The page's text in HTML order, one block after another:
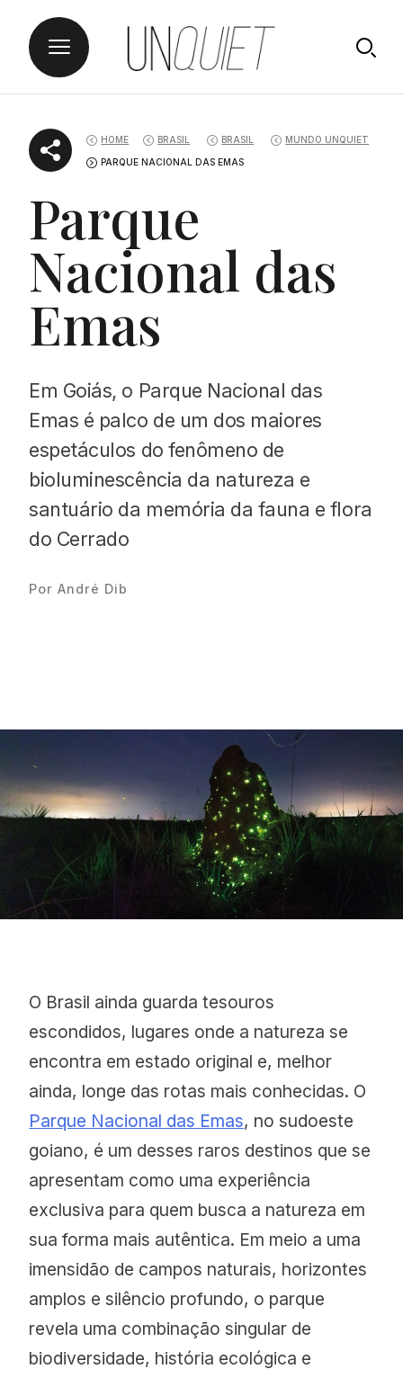
content
Proudly
HOME BRASIL BRASIL MUNDO UNQUIET
PARQUE NACIONAL DAS EMAS
Parque
Nacional das
Emas
Em Goiás, o Parque Nacional das
Emas é palco de um dos maiores
espetáculos do fenômeno de
bioluminescência da natureza e
santuário da memória da fauna e flora
do Cerrado
Por André Dib
O Brasil ainda guarda tesouros
escondidos, lugares onde a natureza se
encontra em estado original e, melhor
ainda, longe das rotas mais conhecidas. O
Parque Nacional das Emas, no sudoeste
goiano, é um desses raros destinos que se
apresentam como uma experiência
exclusiva para quem busca a natureza em
sua forma mais autêntica. Em meio a uma
imensidão de campos naturais, horizontes
amplos e silêncio profundo, o parque
revela uma combinação singular de
biodiversidade, história ecológica e